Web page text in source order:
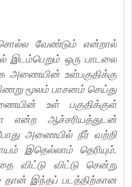
வேண்டும் என்றால்
இடம்பெறும் ஒரு பாடலை
அணையின் உள்பகுதிக்கு
மூலம் பாசனம் செய்து
உள் பகுதிக்குள்
என்ற ஆச்சரியத்துடன்
அணையில் நீர் வற்றி
இதெல்லாம் தெரியும்.‌
விட்டு விட்டு சென்று
இந்தப் படத்திற்கான